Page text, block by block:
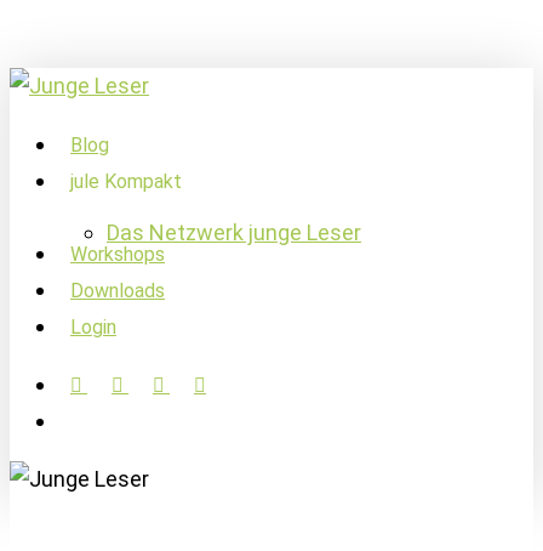
to
main
content
account
Menu
Blog
jule Kompakt
Das Netzwerk junge Leser
Workshops
Downloads
Login
facebooklinkedininstagramsoundcloud